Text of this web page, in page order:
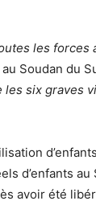
les
Soudan du
six
d’enfants
avoir été